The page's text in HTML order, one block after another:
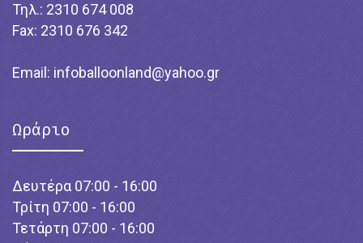
Τηλ.: 2310 674 008
Fax: 2310 676 342
Email: infoballoonland@yahoo.gr
Ωράριο
Δευτέρα 07:00 - 16:00
Τρίτη 07:00 - 16:00
Τετάρτη 07:00 - 16:00